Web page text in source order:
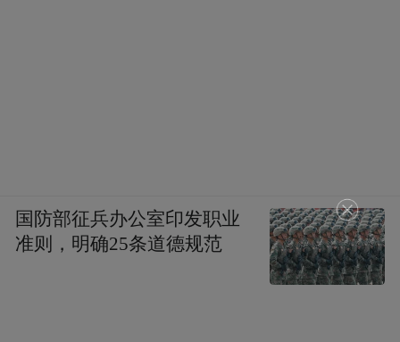
国防部征兵办公室印发职业
准则，明确25条道德规范